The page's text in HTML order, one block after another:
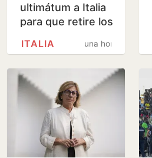
ultimátum a Italia
para que retire los
frontera a losuna hora
ITALIA